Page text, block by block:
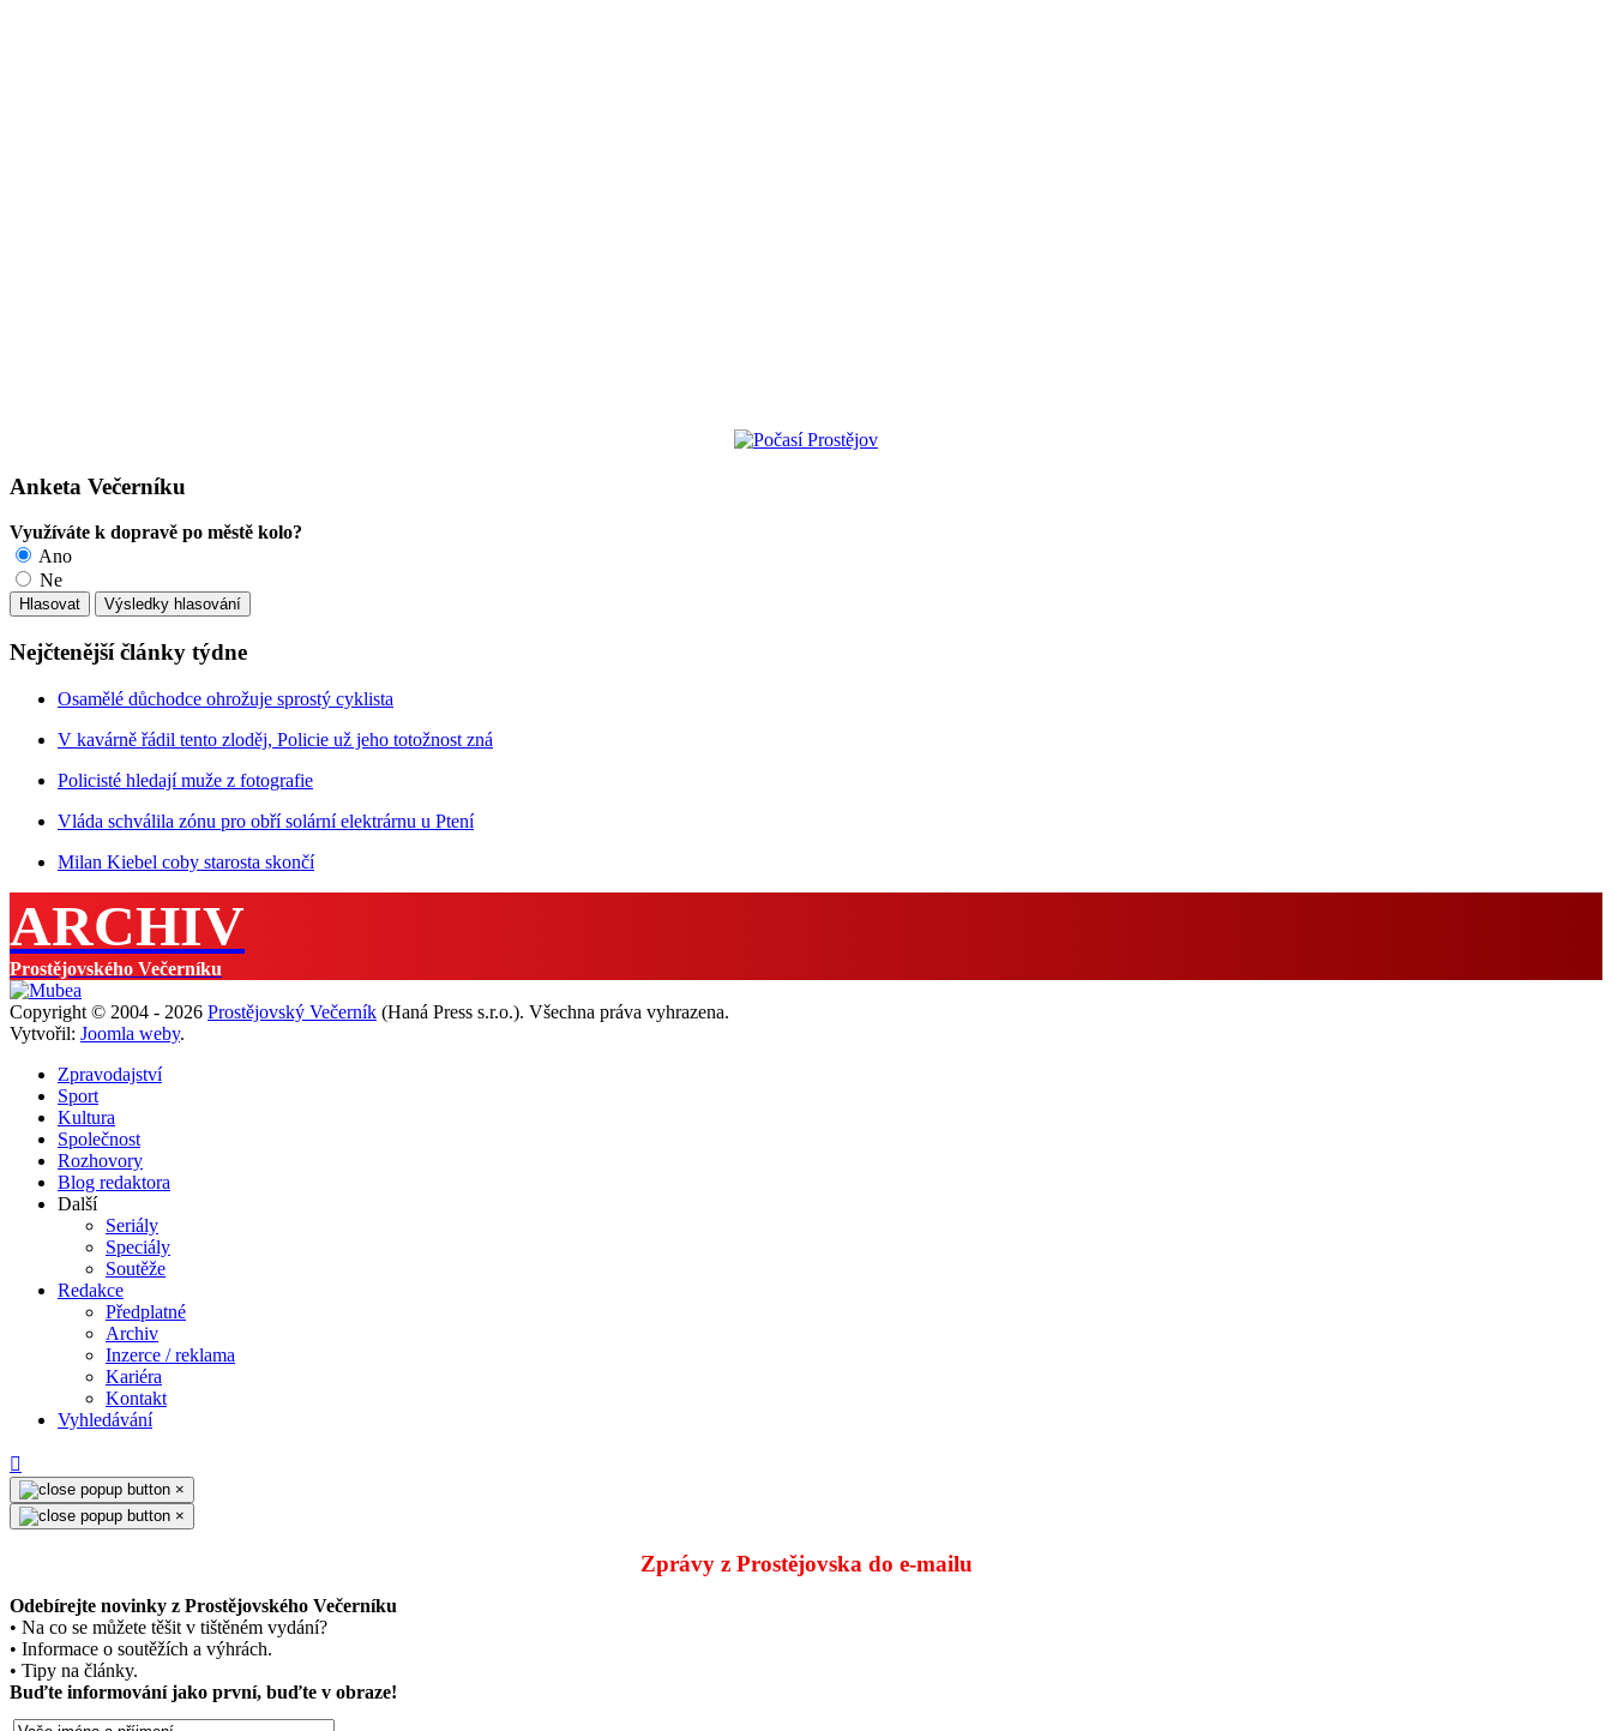
Anketa Večerníku
Využíváte k dopravě po městě kolo?
Ano
Ne
Nejčtenější články týdne
Osamělé důchodce ohrožuje sprostý cyklista
V kavárně řádil tento zloděj, Policie už jeho totožnost zná
Policisté hledají muže z fotografie
Vláda schválila zónu pro obří solární elektrárnu u Ptení
Milan Kiebel coby starosta skončí
ARCHIV
Prostějovského Večerníku
Copyright © 2004 - 2026 Prostějovský Večerník (Haná Press s.r.o.). Všechna práva vyhrazena.
Vytvořil: Joomla weby.
Zpravodajství
Sport
Kultura
Společnost
Rozhovory
Blog redaktora
Další
Seriály
Speciály
Soutěže
Redakce
Předplatné
Archiv
Inzerce / reklama
Kariéra
Kontakt
Vyhledávání
×
×
Zprávy z Prostějovska do e‑mailu
Odebírejte novinky z Prostějovského Večerníku
• Na co se můžete těšit v tištěném vydání?
• Informace o soutěžích a výhrách.
• Tipy na články.
Buďte informování jako první, buďte v obraze!